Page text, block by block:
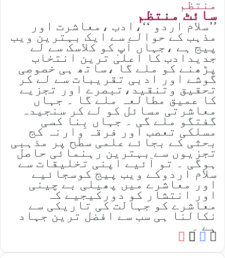
سائٹ منتظم
’’سلام اردو ‘‘،ادب ،معاشرت اور
مذہب کے حوالے سے ایک بہترین ویب
پیج ہے ،جہاں آپ کو کلاسک سے لے
جدیدادب کا اعلیٰ ترین انتخاب
پڑھنے کو ملے گا ،ساتھ ہی خصوصی
گوشے اور ادبی تقریبات سے لے کر
تحقیق وتنقید،تبصرے اور تجزیے
کا عمیق مطالعہ ملے گا ۔ جہاں
معاشرتی مسائل کو لے کر سنجیدہ
گفتگو ملے گی ۔ جہاں بِنا کسی
مسلکی تعصب اور فرقہ وارنہ کج
بحثی کے بجائے علمی سطح پر مذہبی
تجزیوں سے بہترین رہنمائی حاصل
ہوگی ۔ تو آئیے اپنی تخلیقات سے
سلام اردوکے ویب پیج کوسجائیے
اور معاشرے میں پھیلی بے چینی
اور انتشار کو دورکیجیے کہ
معاشرے کو جہالت کی تاریکی سے
نکالنا ہی سب سے افضل ترین جہاد
ہے ۔
Website
Facebook
X